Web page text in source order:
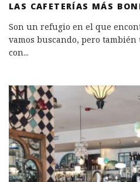
LAS CAFETERÍAS MÁS
Son un refugio en el que
vamos buscando, pero
con...